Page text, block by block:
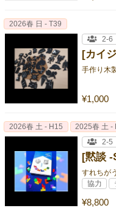
[カイ
手作り木
¥1,000
2026春 日 - T39
2-6
[黙談
¥8,800
2026春 土 - H15
2025春 土 -
2-5
協力